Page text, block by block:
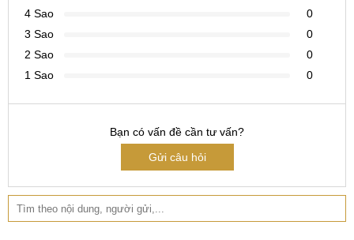
4 Sao
0
3 Sao
0
2 Sao
0
1 Sao
0
Bạn có vấn đề cần tư vấn?
Gửi câu hỏi